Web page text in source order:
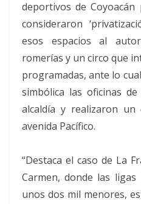
deportivos de
consideraron
esos espacios al
romerías y un circo que
programadas, ante lo
simbólica las oficinas
alcaldía y realizaron un
avenida Pacífico.
“Destaca el caso de La
Carmen, donde las
unos dos mil menores,